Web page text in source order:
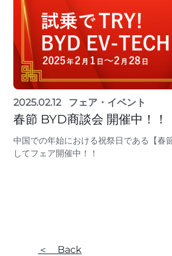
2025.02.12 フェア・イベント
春節 BYD商談会 開催中！！
中国での年始における祝祭日である【春
してフェア開催中！！
＜ Back